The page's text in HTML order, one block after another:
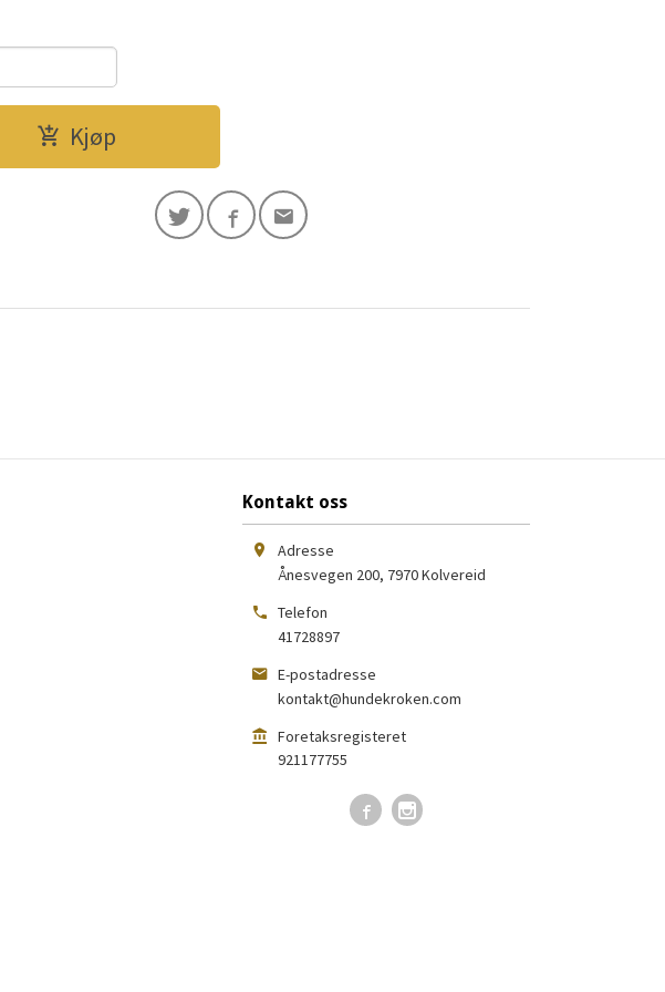
Kjøp
Kontakt oss
Adresse
Ånesvegen 200, 7970Kolvereid
Telefon
41728897
E-postadresse
kontakt@hundekroken.com
Foretaksregisteret
921177755